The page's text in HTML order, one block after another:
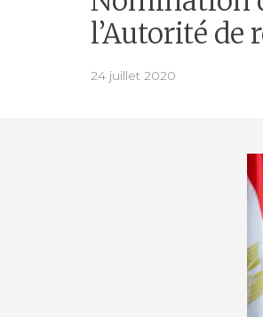
l’Autorité
24 juillet 2020